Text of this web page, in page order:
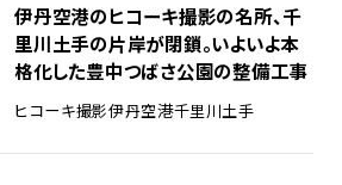
伊丹空港のヒコーキ撮影の名所、千
里川土手の片岸が閉鎖。いよいよ本
格化した豊中つばさ公園の整備工事
ヒコーキ撮影伊丹空港千里川土手